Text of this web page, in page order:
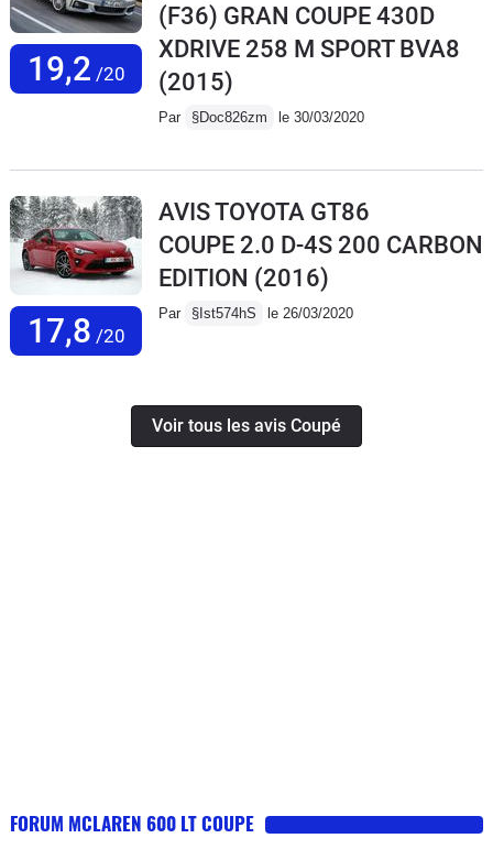
19,2 /20
(F36) GRAN COUPE 430D
XDRIVE 258 M SPORT BVA8
(2015)
Par §Doc826zm le 30/03/2020
17,8 /20
AVIS TOYOTA GT86
COUPE 2.0 D-4S 200 CARBON
EDITION (2016)
Par §Ist574hS le 26/03/2020
Voir tous les avis Coupé
FORUM MCLAREN 600 LT COUPE